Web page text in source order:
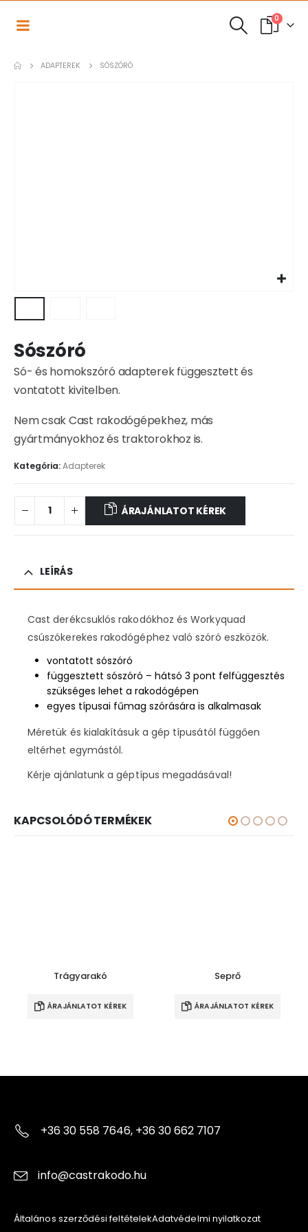
0
ADAPTEREK SÓSZÓRÓ
Sószóró
Só- és homokszóró adapterek függesztett és
vontatott kivitelben.
Nem csak Cast rakodógépekhez, más
gyártmányokhoz és traktorokhoz is.
Kategória:Adapterek
ÁRAJÁNLATOT KÉREK
LEÍRÁS
Cast derékcsuklós rakodókhoz és Workyquad
csúszókerekes rakodógéphez való szóró eszközök.
vontatott sószóró
függesztett sószóró – hátsó 3 pont felfüggesztés
szükséges lehet a rakodógépen
egyes típusai fűmag szórására is alkalmasak
Méretük és kialakításuk a gép típusától függően
eltérhet egymástól.
Kérje ajánlatunk a géptípus megadásával!
KAPCSOLÓDÓ TERMÉKEK
Trágyarakó
ÁRAJÁNLATOT KÉREK
Seprő
ÁRAJÁNLATOT KÉREK
+36 30 558 7646, +36 30 662 7107
info@castrakodo.hu
Általános szerződési feltételekAdatvédelmi nyilatkozat